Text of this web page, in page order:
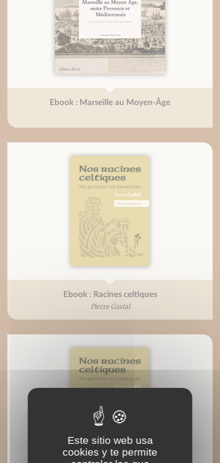
Ebook : Marseille au Moyen-Âge
Ebook : Racines celtiques
Pierre Gastal
Este sitio web usa
cookies y te permite